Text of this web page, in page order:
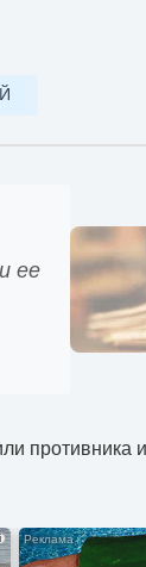
ее
противника
i